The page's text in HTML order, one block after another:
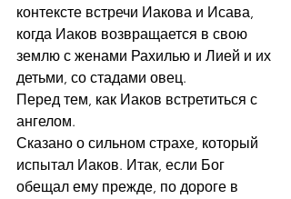
контексте встречи Иакова и Исава,
когда Иаков возвращается в свою
землю с женами Рахилью и Лией и их
детьми, со стадами овец.
Перед тем, как Иаков встретиться с
ангелом.
Сказано о сильном страхе, который
испытал Иаков. Итак, если Бог
обещал ему прежде, по дороге в